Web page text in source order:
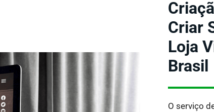
Criar
Loja
Brasil
O serviço